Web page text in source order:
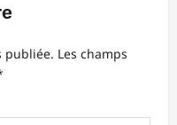
publiée. Les champs